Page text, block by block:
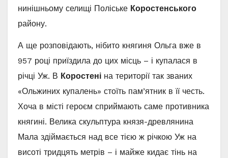
нинішньому селищі Поліське Коростенського
району.
А ще розповідають, нібито княгиня Ольга вже в
957 році приїздила до цих місць – і купалася в
річці Уж. В Коростені на території так званих
«Ольжиних купалень» стоїть пам’ятник в її честь.
Хоча в місті героєм сприймають саме противника
княгині. Велика скульптура князя-древлянина
Мала здіймається над все тією ж річкою Уж на
висоті тридцять метрів – і майже кидає тінь на